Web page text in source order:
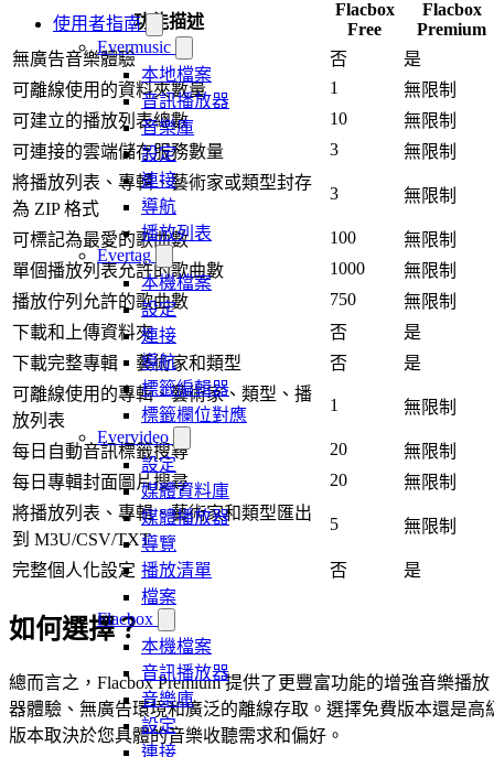
使用者指南
Evermusic
本地檔案
音訊播放器
音樂庫
設定
連接
導航
播放列表
Evertag
本機檔案
設定
連接
導航
標籤編輯器
標籤欄位對應
Evervideo
設定
媒體資料庫
媒體播放器
導覽
播放清單
檔案
Flacbox
本機檔案
音訊播放器
音樂庫
設定
連接
功能描述
Flacbox
Free
Flacbox
Premium
無廣告音樂體驗
否
是
可離線使用的資料夾數量
1
無限制
可建立的播放列表總數
10
無限制
可連接的雲端儲存服務數量
3
無限制
將播放列表、專輯、藝術家或類型封存
為 ZIP 格式
3 無限制
可標記為最愛的歌曲數 100
無限制
單個播放列表允許的歌曲數
1000
無限制
播放佇列允許的歌曲數
750
無限制
下載和上傳資料夾
否
是
下載完整專輯、藝術家和類型
否
是
可離線使用的專輯、藝術家、類型、播
放列表
1 無限制
每日自動音訊標籤搜尋 20
無限制
每日專輯封面圖片搜尋
20
無限制
將播放列表、專輯、藝術家和類型匯出
到 M3U/CSV/TXT
5 無限制
完整個人化設定 否 是
如何選擇？
總而言之，Flacbox Premium 提供了更豐富功能的增強音樂播放
器體驗、無廣告環境和廣泛的離線存取。選擇免費版本還是高
版本取決於您具體的音樂收聽需求和偏好。